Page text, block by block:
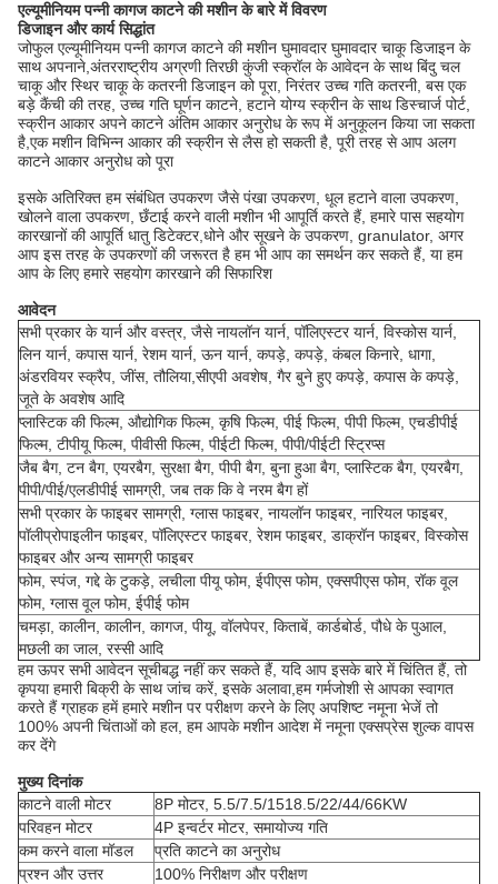
एल्यूमीनियम पन्नी कागज काटने की मशीन के बारे में विवरण
डिजाइन और कार्य सिद्धांत
जोफुल एल्यूमीनियम पन्नी कागज काटने की मशीन घुमावदार घुमावदार चाकू डिजाइन के
साथ अपनाने,अंतरराष्ट्रीय अग्रणी तिरछी कुंजी स्क्रॉल के आवेदन के साथ बिंदु चल
चाकू और स्थिर चाकू के कतरनी डिजाइन को पूरा, निरंतर उच्च गति कतरनी, बस एक
बड़े कैंची की तरह, उच्च गति घूर्णन काटने, हटाने योग्य स्क्रीन के साथ डिस्चार्ज पोर्ट,
स्क्रीन आकार अपने काटने अंतिम आकार अनुरोध के रूप में अनुकूलन किया जा सकता
है,एक मशीन विभिन्न आकार की स्क्रीन से लैस हो सकती है, पूरी तरह से आप अलग
काटने आकार अनुरोध को पूरा
इसके अतिरिक्त हम संबंधित उपकरण जैसे पंखा उपकरण, धूल हटाने वाला उपकरण,
खोलने वाला उपकरण, छँटाई करने वाली मशीन भी आपूर्ति करते हैं, हमारे पास सहयोग
कारखानों की आपूर्ति धातु डिटेक्टर,धोने और सूखने के उपकरण, granulator, अगर
आप इस तरह के उपकरणों की जरूरत है हम भी आप का समर्थन कर सकते हैं, या हम
आप के लिए हमारे सहयोग कारखाने की सिफारिश
आवेदन
सभी प्रकार के यार्न और वस्त्र, जैसे नायलॉन यार्न, पॉलिएस्टर यार्न, विस्कोस यार्न,
लिन यार्न, कपास यार्न, रेशम यार्न, ऊन यार्न, कपड़े, कपड़े, कंबल किनारे, धागा,
अंडरवियर स्क्रैप, जींस, तौलिया,सीएपी अवशेष, गैर बुने हुए कपड़े, कपास के कपड़े,
जूते के अवशेष आदि
प्लास्टिक की फिल्म, औद्योगिक फिल्म, कृषि फिल्म, पीई फिल्म, पीपी फिल्म, एचडीपीई
फिल्म, टीपीयू फिल्म, पीवीसी फिल्म, पीईटी फिल्म, पीपी/पीईटी स्ट्रिप्स
जैब बैग, टन बैग, एयरबैग, सुरक्षा बैग, पीपी बैग, बुना हुआ बैग, प्लास्टिक बैग, एयरबैग,
पीपी/पीई/एलडीपीई सामग्री, जब तक कि वे नरम बैग हों
सभी प्रकार के फाइबर सामग्री, ग्लास फाइबर, नायलॉन फाइबर, नारियल फाइबर,
पॉलीप्रोपाइलीन फाइबर, पॉलिएस्टर फाइबर, रेशम फाइबर, डाक्रॉन फाइबर, विस्कोस
फाइबर और अन्य सामग्री फाइबर
फोम, स्पंज, गद्दे के टुकड़े, लचीला पीयू फोम, ईपीएस फोम, एक्सपीएस फोम, रॉक वूल
फोम, ग्लास वूल फोम, ईपीई फोम
चमड़ा, कालीन, कालीन, कागज, पीयू, वॉलपेपर, किताबें, कार्डबोर्ड, पौधे के पुआल,
मछली का जाल, रस्सी आदि
हम ऊपर सभी आवेदन सूचीबद्ध नहीं कर सकते हैं, यदि आप इसके बारे में चिंतित हैं, तो
कृपया हमारी बिक्री के साथ जांच करें, इसके अलावा,हम गर्मजोशी से आपका स्वागत
करते हैं ग्राहक हमें हमारे मशीन पर परीक्षण करने के लिए अपशिष्ट नमूना भेजें तो
100% अपनी चिंताओं को हल, हम आपके मशीन आदेश में नमूना एक्सप्रेस शुल्क वापस
कर देंगे
मुख्य दिनांक
काटने वाली मोटर
8P मोटर, 5.5/7.5/1518.5/22/44/66KW
परिवहन मोटर
4P इन्वर्टर मोटर, समायोज्य गति
कम करने वाला मॉडल
प्रति काटने का अनुरोध
प्रश्न और उत्तर
100% निरीक्षण और परीक्षण